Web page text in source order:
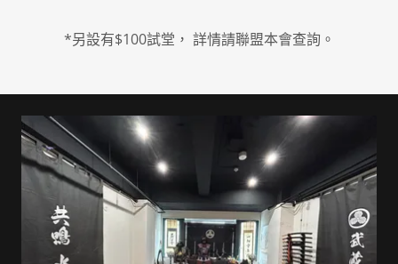
*另設有$100試堂， 詳情請聯盟本會查詢。